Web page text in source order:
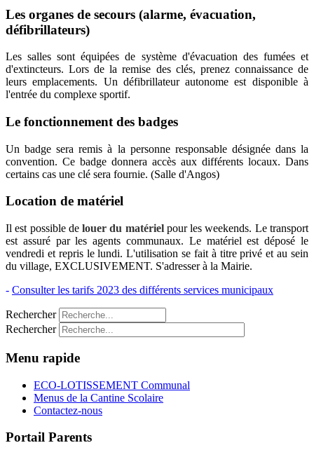
Les organes de secours (alarme, évacuation,
défibrillateurs)
Les salles sont équipées de système d'évacuation des fumées et
d'extincteurs. Lors de la remise des clés, prenez connaissance de
leurs emplacements. Un défibrillateur autonome est disponible à
l'entrée du complexe sportif.
Le fonctionnement des badges
Un badge sera remis à la personne responsable désignée dans la
convention. Ce badge donnera accès aux différents locaux. Dans
certains cas une clé sera fournie. (Salle d'Angos)
Location de matériel
Il est possible delouer du matériel pour les weekends. Le transport
est assuré par les agents communaux. Le matériel est déposé le
vendredi et repris le lundi. L'utilisation se fait à titre privé et au sein
du village, EXCLUSIVEMENT. S'adresser à la Mairie.
- Consulter les tarifs 2023 des différents services municipaux
Rechercher
Rechercher
Menu rapide
ECO-LOTISSEMENT Communal
Menus de la Cantine Scolaire
Contactez-nous
Portail Parents